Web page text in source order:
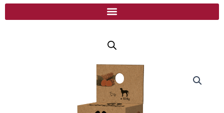
Rango
de
precios: